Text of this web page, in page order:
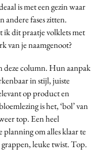
is met een gezin waar
andere fases zitten.
ik dit praatje volklets met
van je naamgenoot?
deze column. Hun aanpak
in stijl, juiste
op product en
is het, ‘bol’ van
top. Een heel
om alles klaar te
leuke twist. Top.